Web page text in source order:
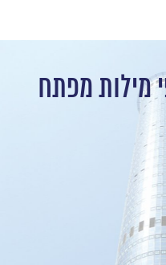
מילות מפתח